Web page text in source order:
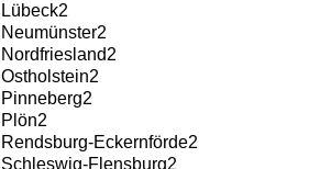
Lübeck2
Neumünster2
Nordfriesland2
Ostholstein2
Pinneberg2
Plön2
Rendsburg-Eckernförde2
Schleswig-Flensburg2